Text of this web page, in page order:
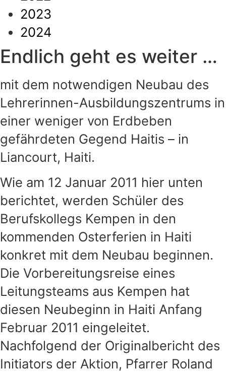
2023
2024
Endlich geht es weiter …
mit dem notwendigen Neubau des
Lehrerinnen-Ausbildungszentrums in
einer weniger von Erdbeben
gefährdeten Gegend Haitis – in
Liancourt, Haiti.
Wie am 12 Januar 2011 hier unten
berichtet, werden Schüler des
Berufskollegs Kempen in den
kommenden Osterferien in Haiti
konkret mit dem Neubau beginnen.
Die Vorbereitungsreise eines
Leitungsteams aus Kempen hat
diesen Neubeginn in Haiti Anfang
Februar 2011 eingeleitet.
Nachfolgend der Originalbericht des
Initiators der Aktion, Pfarrer Roland